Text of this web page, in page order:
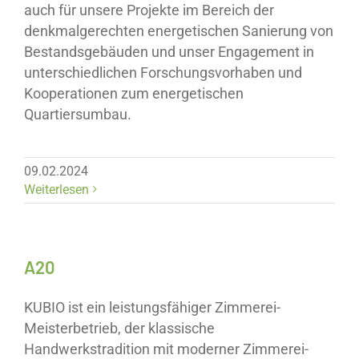
auch für unsere Projekte im Bereich der
denkmalgerechten energetischen Sanierung von
Bestandsgebäuden und unser Engagement in
unterschiedlichen Forschungsvorhaben und
Kooperationen zum energetischen
Quartiersumbau.
09.02.2024
Weiterlesen
A20
KUBIO ist ein leistungsfähiger Zimmerei-
Meisterbetrieb, der klassische
Handwerkstradition mit moderner Zimmerei-